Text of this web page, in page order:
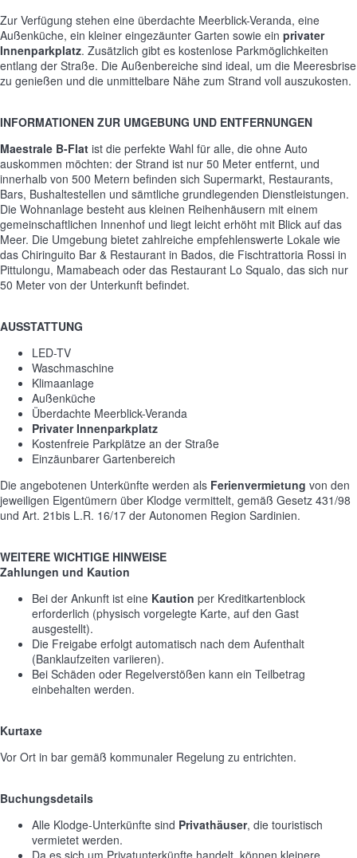
Zur Verfügung stehen eine überdachte Meerblick-Veranda, eine
Außenküche, ein kleiner eingezäunter Garten sowie ein privater
Innenparkplatz. Zusätzlich gibt es kostenlose Parkmöglichkeiten
entlang der Straße. Die Außenbereiche sind ideal, um die Meeresbrise
zu genießen und die unmittelbare Nähe zum Strand voll auszukosten.
INFORMATIONEN ZUR UMGEBUNG UND ENTFERNUNGEN
Maestrale B-Flat ist die perfekte Wahl für alle, die ohne Auto
auskommen möchten: der Strand ist nur 50 Meter entfernt, und
innerhalb von 500 Metern befinden sich Supermarkt, Restaurants,
Bars, Bushaltestellen und sämtliche grundlegenden Dienstleistungen.
Die Wohnanlage besteht aus kleinen Reihenhäusern mit einem
gemeinschaftlichen Innenhof und liegt leicht erhöht mit Blick auf das
Meer. Die Umgebung bietet zahlreiche empfehlenswerte Lokale wie
das Chiringuito Bar & Restaurant in Bados, die Fischtrattoria Rossi in
Pittulongu, Mamabeach oder das Restaurant Lo Squalo, das sich nur
50 Meter von der Unterkunft befindet.
AUSSTATTUNG
LED-TV
Waschmaschine
Klimaanlage
Außenküche
Überdachte Meerblick-Veranda
Privater Innenparkplatz
Kostenfreie Parkplätze an der Straße
Einzäunbarer Gartenbereich
Die angebotenen Unterkünfte werden als Ferienvermietung von den
jeweiligen Eigentümern über Klodge vermittelt, gemäß Gesetz 431/98
und Art. 21bis L.R. 16/17 der Autonomen Region Sardinien.
WEITERE WICHTIGE HINWEISE
Zahlungen und Kaution
Bei der Ankunft ist eine Kaution per Kreditkartenblock
erforderlich (physisch vorgelegte Karte, auf den Gast
ausgestellt).
Die Freigabe erfolgt automatisch nach dem Aufenthalt
(Banklaufzeiten variieren).
Bei Schäden oder Regelverstößen kann ein Teilbetrag
einbehalten werden.
Kurtaxe
Vor Ort in bar gemäß kommunaler Regelung zu entrichten.
Buchungsdetails
Alle Klodge-Unterkünfte sind Privathäuser, die touristisch
vermietet werden.